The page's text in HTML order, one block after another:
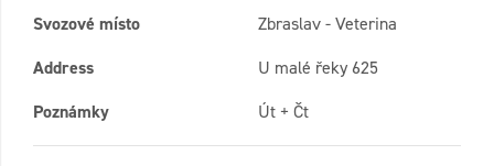
Svozové místo
Zbraslav - Veterina
Address
U malé řeky 625
Poznámky
Út + Čt